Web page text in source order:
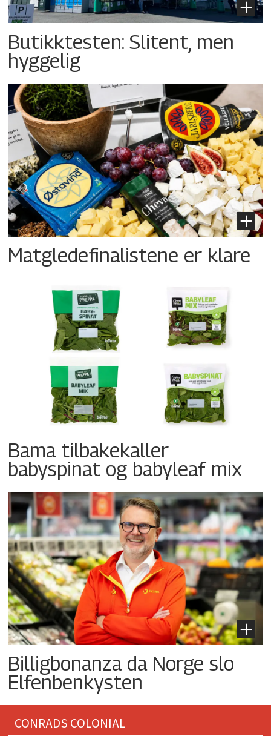
Butikktesten: Slitent, men
hyggelig
Matgledefinalistene er klare
Bama tilbakekaller
babyspinat og babyleaf mix
Billigbonanza da Norge slo
Elfenbenkysten
CONRADS COLONIAL